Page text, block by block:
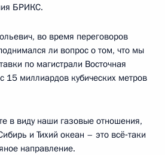
БРИКС.
во время переговоров
ли вопрос о том, что мы
по магистрали Восточная
15 миллиардов кубических метров
в виду наши газовые отношения,
и Тихий океан – это всё‑таки
направление.